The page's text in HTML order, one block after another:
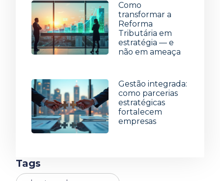
Como
transformar a
Reforma
Tributária em
estratégia — e
não em ameaça
Gestão integrada:
como parcerias
estratégicas
fortalecem
empresas
Tags